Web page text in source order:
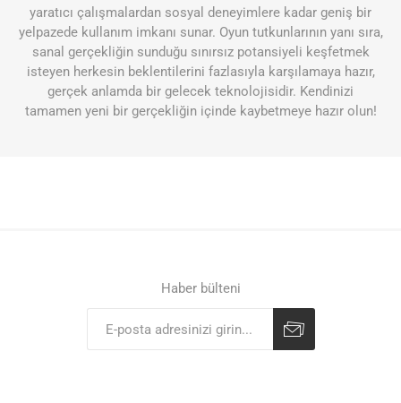
yaratıcı çalışmalardan sosyal deneyimlere kadar geniş bir
yelpazede kullanım imkanı sunar. Oyun tutkunlarının yanı sıra,
sanal gerçekliğin sunduğu sınırsız potansiyeli keşfetmek
isteyen herkesin beklentilerini fazlasıyla karşılamaya hazır,
gerçek anlamda bir gelecek teknolojisidir. Kendinizi
tamamen yeni bir gerçekliğin içinde kaybetmeye hazır olun!
Haber bülteni